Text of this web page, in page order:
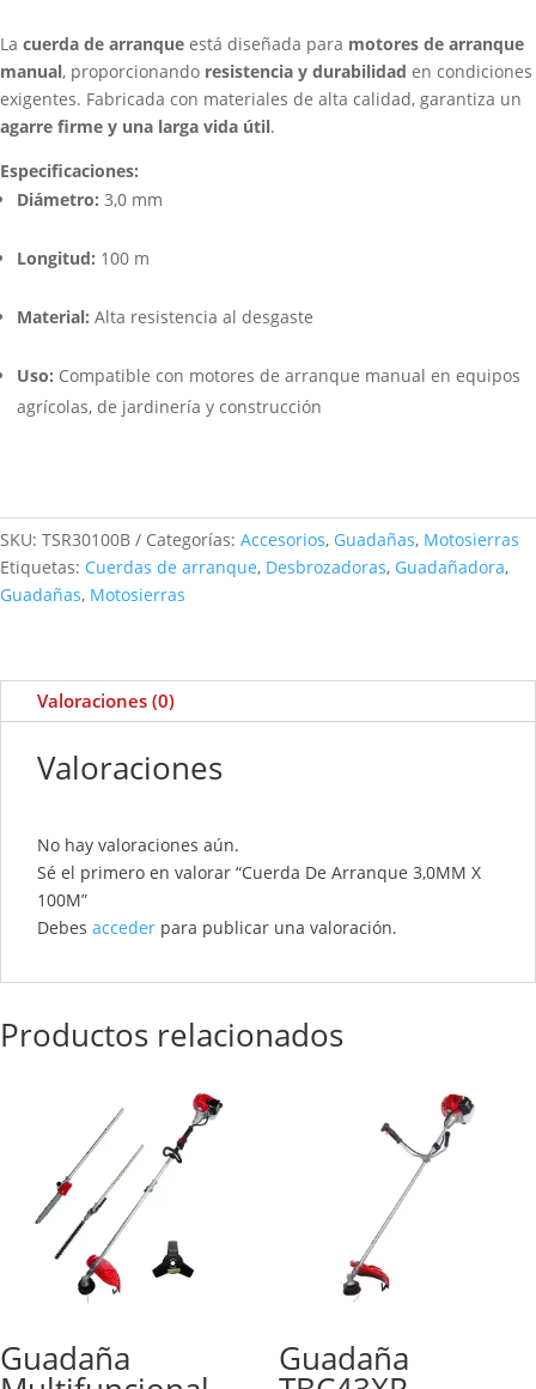
La cuerda de arranque está diseñada para motores de arranque
manual, proporcionando resistencia y durabilidad en condiciones
exigentes. Fabricada con materiales de alta calidad, garantiza un
agarre firme y una larga vida útil.
Especificaciones:
Diámetro: 3,0 mm
Longitud: 100 m
Material: Alta resistencia al desgaste
Uso: Compatible con motores de arranque manual en equipos
agrícolas, de jardinería y construcción
SKU: TSR30100B Categorías: Accesorios, Guadañas, Motosierras
Etiquetas: Cuerdas de arranque, Desbrozadoras, Guadañadora,
Guadañas, Motosierras
Valoraciones (0)
Valoraciones
No hay valoraciones aún.
Sé el primero en valorar “Cuerda De Arranque 3,0MM X
100M”
Debes acceder para publicar una valoración.
Productos relacionados
Guadaña Guadaña